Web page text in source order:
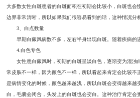
大多数女性白斑患者的白斑面积在初期会比较小，白斑也会
边界非常清晰，所以如果我们很容易看到的话，这种情况分
3、白点数量
早期白癜风病数不多，左右半身出现白斑。随着疾病的
4.白色专色
女性患白癜风时，初期的白斑呈淡白色，逐渐变为混浊
常皮肤不一样，因为颜色不一样，所以看起来肯定会比较不
是病情变化的时候，颜色越来越浅，所以白斑会变得越来越
白，毛囊会闭合，头发上的白斑也会变白。这种治疗肯定会